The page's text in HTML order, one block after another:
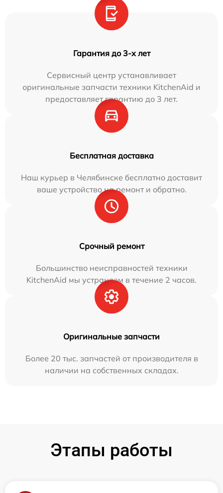
Гарантия до 3-х лет
Сервисный центр устанавливает
оригинальные запчасти техники KitchenAid и
предоставляет гарантию до 3 лет.
Бесплатная доставка
Наш курьер в Челябинске бесплатно доставит
ваше устройство на ремонт и обратно.
Срочный ремонт
Большинство неисправностей техники
KitchenAid мы устраняем в течение 2 часов.
Оригинальные запчасти
Более 20 тыс. запчастей от производителя в
наличии на собственных складах.
Этапы работы